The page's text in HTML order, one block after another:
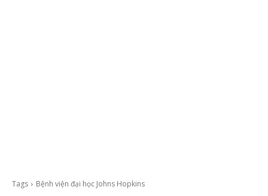
Tags Bệnh viện đại học Johns Hopkins